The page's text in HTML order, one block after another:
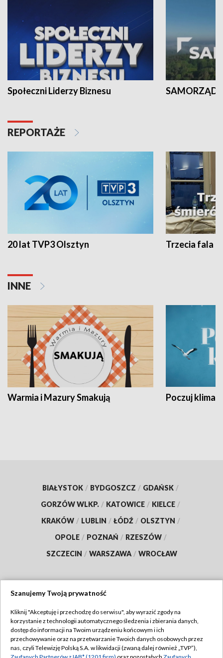
Społeczni Liderzy Biznesu SAMORZĄD
REPORTAŻE
20 lat TVP3 Olsztyn Trzecia fala -
INNE
Warmia i Mazury Smakują Poczuj klimat
BIAŁYSTOK / BYDGOSZCZ / GDAŃSK /
GORZÓW WLKP. / KATOWICE / KIELCE /
KRAKÓW / LUBLIN / ŁÓDŹ / OLSZTYN /
OPOLE / POZNAŃ / RZESZÓW /
SZCZECIN / WARSZAWA / WROCŁAW
TVP
Abonament TVP
Emisja w TVP
Regulamin TVP
Szanujemy Twoją prywatność
Kliknij "Akceptuję i przechodzę do serwisu", aby wyrazić zgody na
korzystanie z technologii automatycznego śledzenia i zbierania danych,
dostęp do informacji na Twoim urządzeniu końcowym i ich
przechowywanie oraz na przetwarzanie Twoich danych osobowych przez
nas, czyli Telewizję Polską S.A. w likwidacji (zwaną dalej również „TVP”),